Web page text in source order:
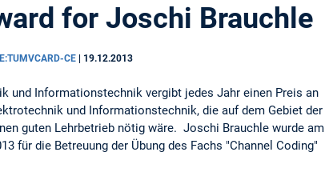
for Joschi Brauchle
CE | 19.12.2013
und Informationstechnik vergibt jedes Jahr einen Preis an
und Informationstechnik, die auf dem Gebiet der
guten Lehrbetrieb nötig wäre. Joschi Brauchle wurde am
für die Betreuung der Übung des Fachs "Channel Coding"